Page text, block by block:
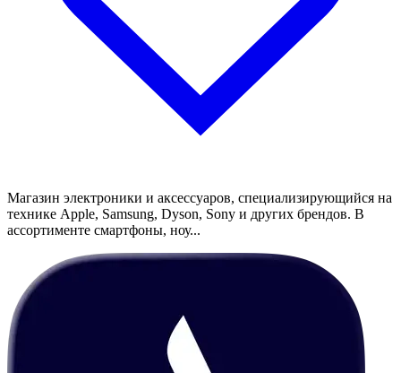
Магазин электроники и аксессуаров, специализирующийся на
технике Apple, Samsung, Dyson, Sony и других брендов. В
ассортименте смартфоны, ноу...